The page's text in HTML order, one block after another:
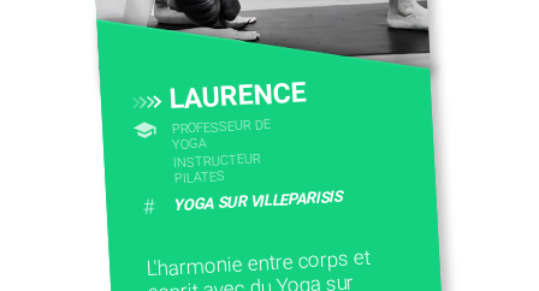
LAURENCE
PROFESSEUR DE
YOGA
INSTRUCTEUR
PILATES
# YOGA SUR VILLEPARISIS
L'harmonie entre corps et